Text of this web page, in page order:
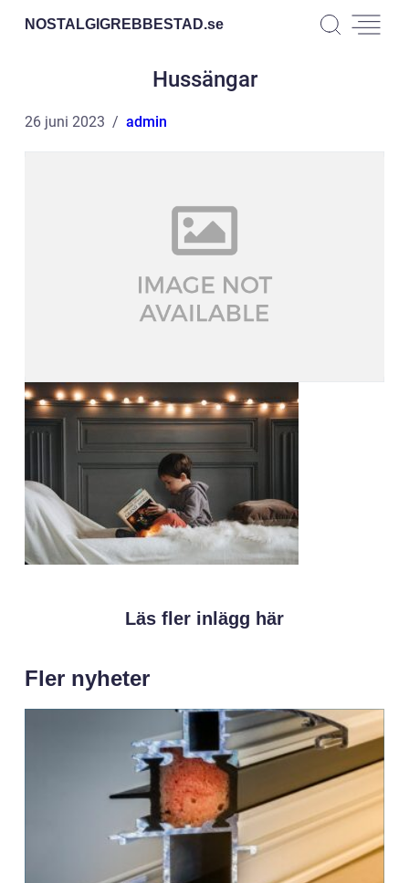
NOSTALGIGREBBESTAD.se
Hussängar
26 juni 2023 admin
Läs fler inlägg här
Fler nyheter